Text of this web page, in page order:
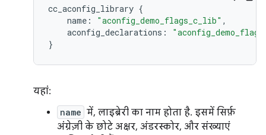
cc_aconfig_library {
name : "aconfig_demo_flags_c_lib" ,
aconfig_declarations :
}
यहां:
name में, लाइब्रेरी का नाम होता है. इसमें सिर्फ़
अंग्रेज़ी के छोटे अक्षर, अंडरस्कोर, और संख्याएं